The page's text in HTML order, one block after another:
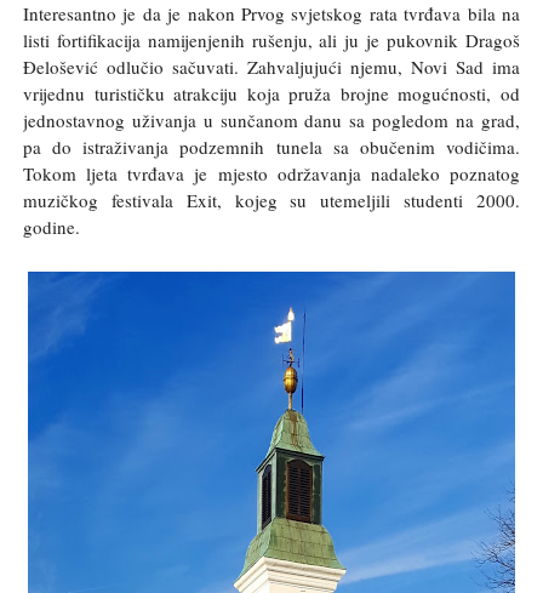
Interesantno je da je nakon Prvog svjetskog rata tvrđava bila na
listi fortifikacija namijenjenih rušenju, ali ju je pukovnik Dragoš
Đelošević odlučio sačuvati. Zahvaljujući njemu, Novi Sad ima
vrijednu turističku atrakciju koja pruža brojne mogućnosti, od
jednostavnog uživanja u sunčanom danu sa pogledom na grad,
pa do istraživanja podzemnih tunela sa obučenim vodičima.
Tokom ljeta tvrđava je mjesto održavanja nadaleko poznatog
muzičkog festivala Exit, kojeg su utemeljili studenti 2000.
godine.